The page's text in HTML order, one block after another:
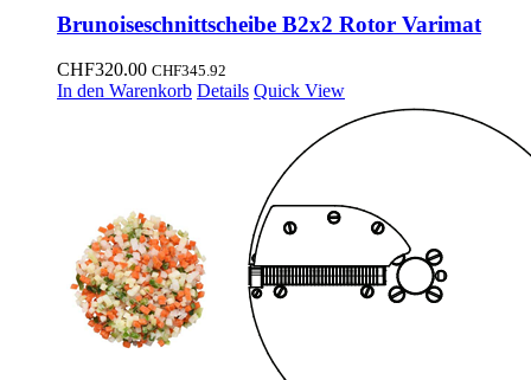
Brunoiseschnittscheibe B2x2 Rotor Varimat
CHF320.00 CHF345.92
In den Warenkorb Details Quick View